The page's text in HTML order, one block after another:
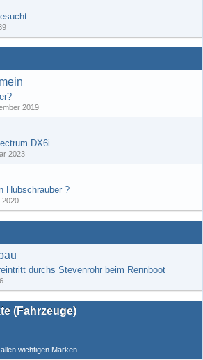
2019
DX6i
2023
Hubschrauber ?
2020
durchs Stevenrohr beim Rennboot
(Fahrzeuge)
wichtigen Marken